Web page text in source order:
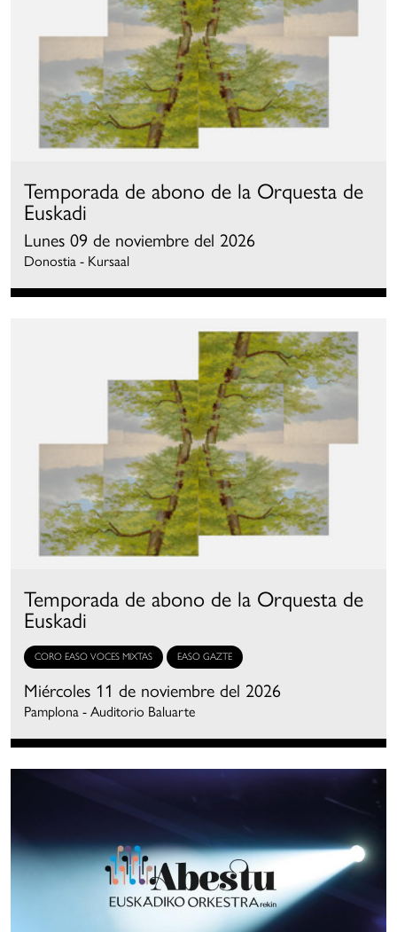
Temporada de abono de la Orquesta de
Euskadi
Lunes 09 de noviembre del 2026
Donostia - Kursaal
Temporada de abono de la Orquesta de
Euskadi
CORO EASO VOCES MIXTAS EASO GAZTE
Miércoles 11 de noviembre del 2026
Pamplona - Auditorio Baluarte